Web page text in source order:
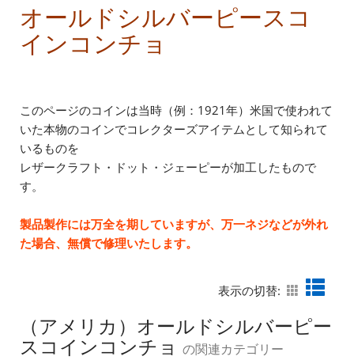
ッ
ト・
ジ
ー
オールドシルバーピースコ
インコンチョ
このページのコインは当時（例：1921年）米国で使われて
いた本物のコインでコレクターズアイテムとして知られて
いるものを
レザークラフト・ドット・ジェーピーが加工したもので
す。
製品製作には万全を期していますが、万一ネジなどが外れ
た場合、無償で修理いたします。
表示の切替:
（アメリカ）オールドシルバーピー
スコインコンチョ の関連カテゴリー